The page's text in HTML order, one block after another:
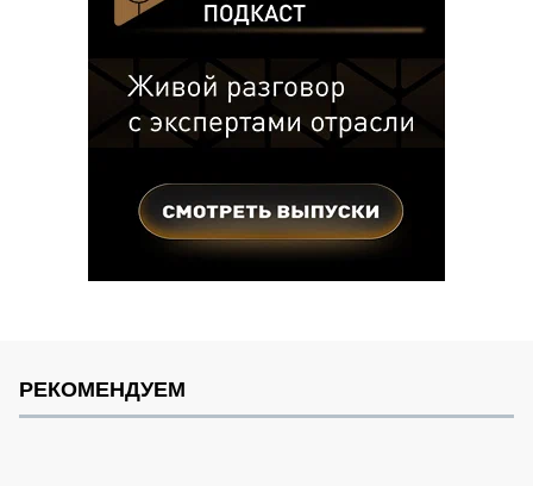
РЕКОМЕНДУЕМ